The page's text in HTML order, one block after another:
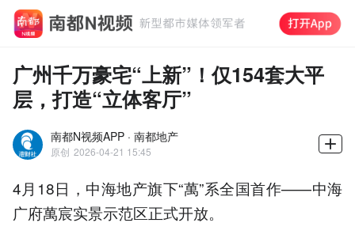
广州千万豪宅“上新”！仅154套大平
层，打造“立体客厅”
南都N视频APP · 南都地产
原创 2026-04-21 15:45
4月18日，中海地产旗下“萬”系全国首作——中海
广府萬宸实景示范区正式开放。